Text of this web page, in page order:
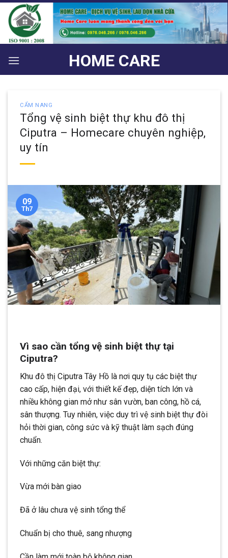
Bỏ
qua
nội
dung
HOME CARE
CẨM NANG
Tổng vệ sinh biệt thự khu đô thị
Ciputra – Homecare chuyên nghiệp,
uy tín
09
Th7
Vì sao cần tổng vệ sinh biệt thự tại
Ciputra?
Khu đô thị Ciputra Tây Hồ là nơi quy tụ các biệt thự
cao cấp, hiện đại, với thiết kế đẹp, diện tích lớn và
nhiều không gian mở như sân vườn, ban công, hồ cá,
sân thượng. Tuy nhiên, việc duy trì vệ sinh biệt thự đòi
hỏi thời gian, công sức và kỹ thuật làm sạch đúng
chuẩn.
Với những căn biệt thự:
Vừa mới bàn giao
Đã ở lâu chưa vệ sinh tổng thể
Chuẩn bị cho thuê, sang nhượng